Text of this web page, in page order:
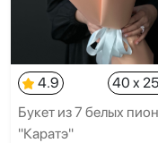
4.9
40 x
Букет из 7 белых
"Каратэ"